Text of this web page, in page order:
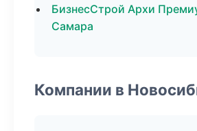
БизнесСтрой Архи
Самара
Компании в